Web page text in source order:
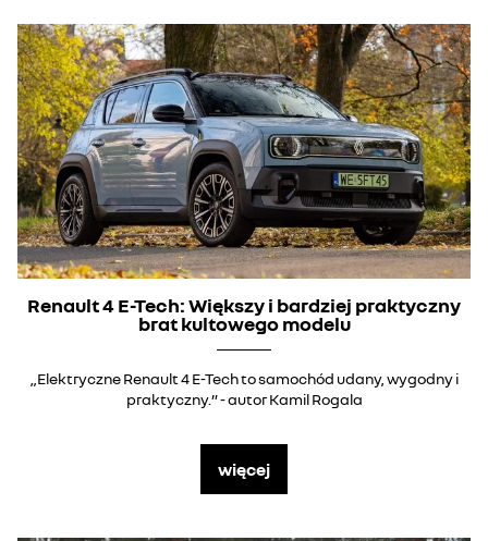
Renault 4 E-Tech: Większy i bardziej praktyczny
brat kultowego modelu
„Elektryczne Renault 4 E-Tech to samochód udany, wygodny i
praktyczny.” - autor Kamil Rogala
więcej